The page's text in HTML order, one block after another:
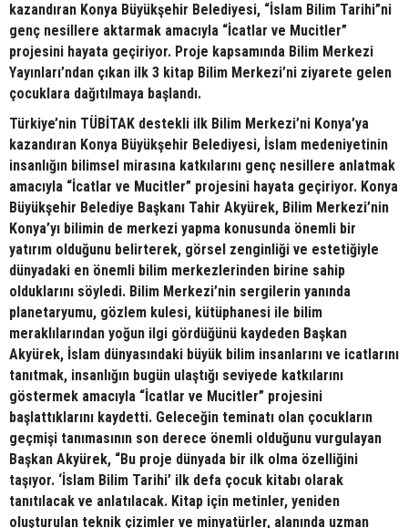
kazandıran Konya Büyükşehir Belediyesi, “İslam Bilim Tarihi”ni
genç nesillere aktarmak amacıyla “İcatlar ve Mucitler”
projesini hayata geçiriyor. Proje kapsamında Bilim Merkezi
Yayınları’ndan çıkan ilk 3 kitap Bilim Merkezi’ni ziyarete gelen
çocuklara dağıtılmaya başlandı.
Türkiye’nin TÜBİTAK destekli ilk Bilim Merkezi’ni Konya’ya
kazandıran Konya Büyükşehir Belediyesi, İslam medeniyetinin
insanlığın bilimsel mirasına katkılarını genç nesillere anlatmak
amacıyla “İcatlar ve Mucitler” projesini hayata geçiriyor. Konya
Büyükşehir Belediye Başkanı Tahir Akyürek, Bilim Merkezi’nin
Konya’yı bilimin de merkezi yapma konusunda önemli bir
yatırım olduğunu belirterek, görsel zenginliği ve estetiğiyle
dünyadaki en önemli bilim merkezlerinden birine sahip
olduklarını söyledi. Bilim Merkezi’nin sergilerin yanında
planetaryumu, gözlem kulesi, kütüphanesi ile bilim
meraklılarından yoğun ilgi gördüğünü kaydeden Başkan
Akyürek, İslam dünyasındaki büyük bilim insanlarını ve icatlarını
tanıtmak, insanlığın bugün ulaştığı seviyede katkılarını
göstermek amacıyla “İcatlar ve Mucitler” projesini
başlattıklarını kaydetti. Geleceğin teminatı olan çocukların
geçmişi tanımasının son derece önemli olduğunu vurgulayan
Başkan Akyürek, “Bu proje dünyada bir ilk olma özelliğini
taşıyor. ‘İslam Bilim Tarihi’ ilk defa çocuk kitabı olarak
tanıtılacak ve anlatılacak. Kitap için metinler, yeniden
oluşturulan teknik çizimler ve minyatürler, alanında uzman